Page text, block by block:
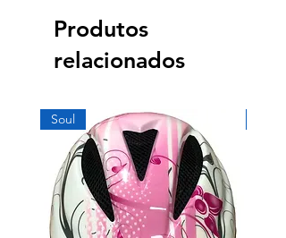
Produtos
relacionados
Soul